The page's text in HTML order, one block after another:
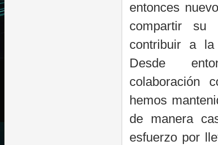
entonces
compartir
contribuir a
Desde
colaboración
hemos
de manera
esfuerzo por